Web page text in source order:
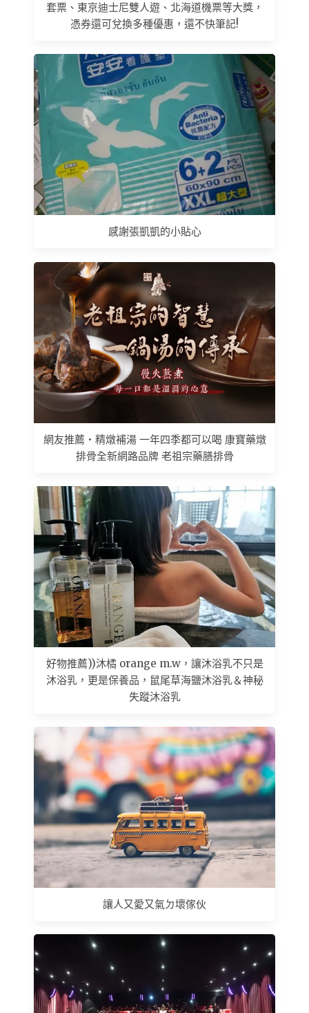
套票、東京迪士尼雙人遊、北海道機票等大獎，
憑券還可兌換多種優惠，還不快筆記!
感謝張凱凱的小貼心
網友推薦 • 精燉補湯 一年四季都可以喝 康寶藥燉
排骨全新網路品牌 老祖宗藥膳排骨
好物推薦))沐橘 orange m.w，讓沐浴乳不只是
沐浴乳，更是保養品，鼠尾草海鹽沐浴乳＆神秘
失蹤沐浴乳
讓人又愛又氣ㄉ壞傢伙